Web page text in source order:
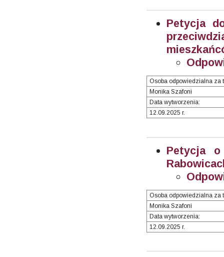
Petycja
Osoba odpowiedzialna za
Monika Szafoni
Data wytworzenia:
12.09.2025 r.
Petycja
Osoba odpowiedzialna za
Monika Szafoni
Data wytworzenia:
12.09.2025 r.